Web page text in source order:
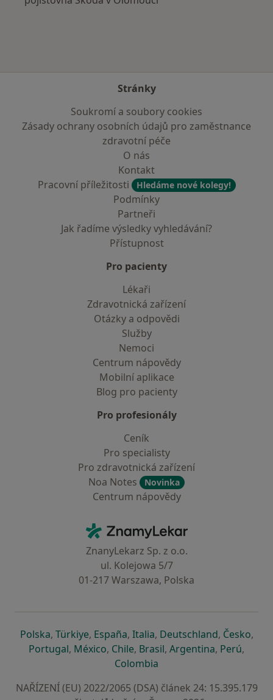
Stránky
Soukromí a soubory cookies
Zásady ochrany osobních údajů pro zaměstnance
zdravotní péče
O nás
Kontakt
Pracovní příležitosti
Hledáme nové kolegy!
Podmínky
Partneři
Jak řadíme výsledky vyhledávání?
Přístupnost
Pro pacienty
Lékaři
Zdravotnická zařízení
Otázky a odpovědi
Služby
Nemoci
Centrum nápovědy
Mobilní aplikace
Blog pro pacienty
Pro profesionály
Ceník
Pro specialisty
Pro zdravotnická zařízení
Noa Notes
Novinka
Centrum nápovědy
ZnamyLekar - Hlavní stránka
ZnanyLekarz Sp. z o.o.
ul. Kolejowa 5/7
01-217 Warszawa, Polska
Polskase otevře v nové záložce
, Türkiyese otevře v nové záložce
, Españase otevře v nové záložce
, Italiase otevře v nové záložce
, Deutschlandse otevře v
, Českose
,
Portugalse otevře v nové záložce
, Méxicose otevře v nové záložce
, Chilese otevře v nové záložce
, Brasilse otevře v nové
, Argentinase otevře v
, Perúse
,
Colombia
NAŘÍZENÍ (EU) 2022/2065 (DSA) článek 24: 15.395.179